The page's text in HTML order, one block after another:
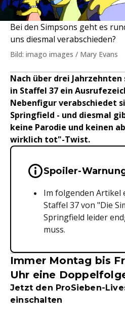
Bei den Simpsons geht es
uns diesmal verabschieden?
Bild: imago images / Mary Evans
Nach über drei
in Staffel 37 ein
Nebenfigur verabschiedet
Springfield - und diesmal
keine Parodie und keinen
wirklich tot"-Twist.
Wichtige
Spoiler-
Im folgenden Artikel
Staffel 37 von "Die
Springfield leider
muss.
Immer Montag bis
Uhr eine
Jetzt den ProSieben-
einschalten